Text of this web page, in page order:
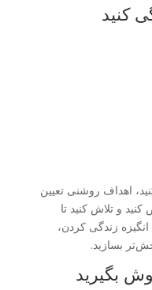
اهداف روشنی تعیین
و تلاش کنید تا
انگیزه زندگی کردن،
بسازید.